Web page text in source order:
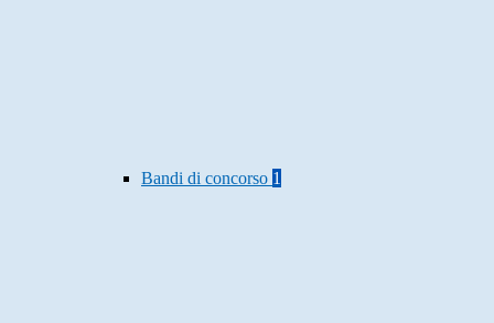
Bandi di concorso 1